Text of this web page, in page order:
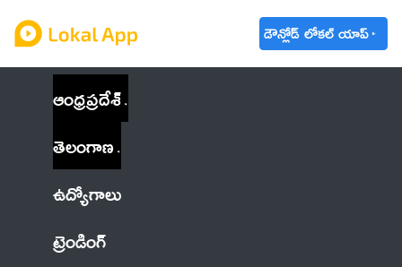
డౌన్లోడ్ లోకల్ యాప్
ఆంధ్రప్రదేశ్
తెలంగాణ
ఉద్యోగాలు
ట్రెండింగ్